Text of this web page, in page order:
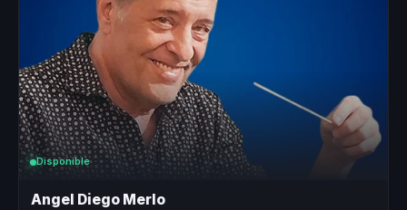
Disponible
Angel Diego Merlo